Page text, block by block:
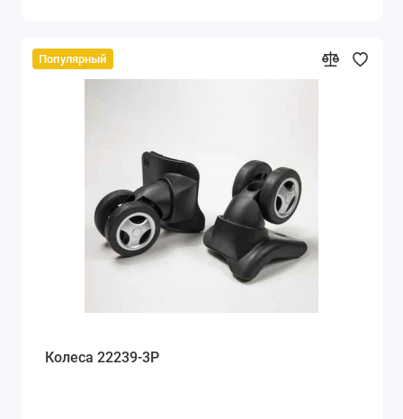
Популярный
Колеса 22239-3Р